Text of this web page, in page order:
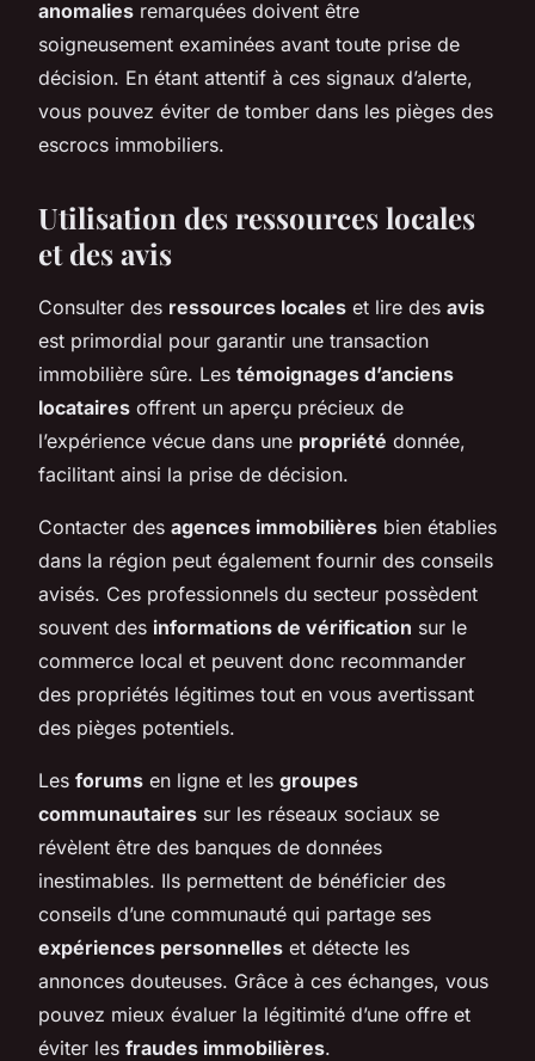
anomalies remarquées doivent être
soigneusement examinées avant toute prise de
décision. En étant attentif à ces signaux d’alerte,
vous pouvez éviter de tomber dans les pièges des
escrocs immobiliers.
Utilisation des ressources locales
et des avis
Consulter des ressources locales et lire des avis
est primordial pour garantir une transaction
immobilière sûre. Les témoignages d’anciens
locataires offrent un aperçu précieux de
l’expérience vécue dans une propriété donnée,
facilitant ainsi la prise de décision.
Contacter des agences immobilières bien établies
dans la région peut également fournir des conseils
avisés. Ces professionnels du secteur possèdent
souvent des informations de vérification sur le
commerce local et peuvent donc recommander
des propriétés légitimes tout en vous avertissant
des pièges potentiels.
Les forums en ligne et les groupes
communautaires sur les réseaux sociaux se
révèlent être des banques de données
inestimables. Ils permettent de bénéficier des
conseils d’une communauté qui partage ses
expériences personnelles et détecte les
annonces douteuses. Grâce à ces échanges, vous
pouvez mieux évaluer la légitimité d’une offre et
éviter les fraudes immobilières.